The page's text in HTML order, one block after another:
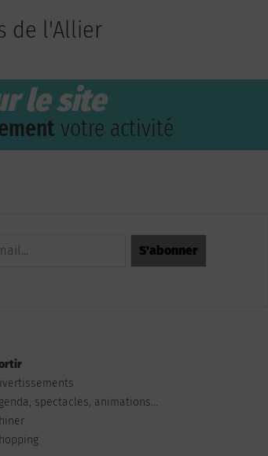
de l'Allier
le site
votre activité
spectacles, animations...